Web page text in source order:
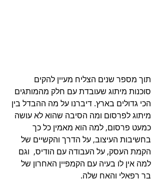
תוך מספר שנים הצליח מעיין להקים
סוכנות מיתוג שעובדת עם חלק מהמותגים
הכי גדולים בארץ. דיברנו על מה ההבדל בין
מיתוג לפרסום ומה הסיבה שהוא לא עושה
כמעט פרסום, למה הוא מאמין כל כך
בחשיבות העיצוב, על הדרך והקשיים של
הקמת העסק, על העבודה עם הודיס,  וגם
למה אין לו בעיה עם הקמפיין האחרון של
בר רפאלי והאח שלה.